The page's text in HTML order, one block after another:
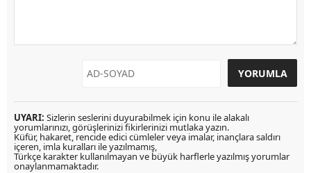
UYARI: Sizlerin seslerini duyurabilmek için konu ile alakalı
yorumlarınızı, görüşlerinizi fikirlerinizi mutlaka yazın.
Küfür, hakaret, rencide edici cümleler veya imalar, inançlara saldırı
içeren, imla kuralları ile yazılmamış,
Türkçe karakter kullanılmayan ve büyük harflerle yazılmış yorumlar
onaylanmamaktadır.